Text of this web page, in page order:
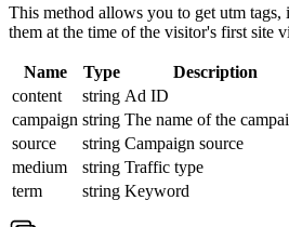
This method allows you to get utm tags,
them at the time of the visitor's first site
Name Type
Description
content
string Ad ID
campaign string The name of the
source
string Campaign source
medium
string Traffic type
term
string Keyword